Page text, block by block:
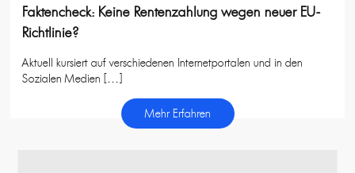
Faktencheck: Keine Rentenzahlung wegen neuer EU-
Richtlinie?
Aktuell kursiert auf verschiedenen Internetportalen und in den
Sozialen Medien […]
Mehr Erfahren